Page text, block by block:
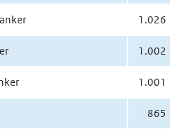
1.026
1.002
1.001
865